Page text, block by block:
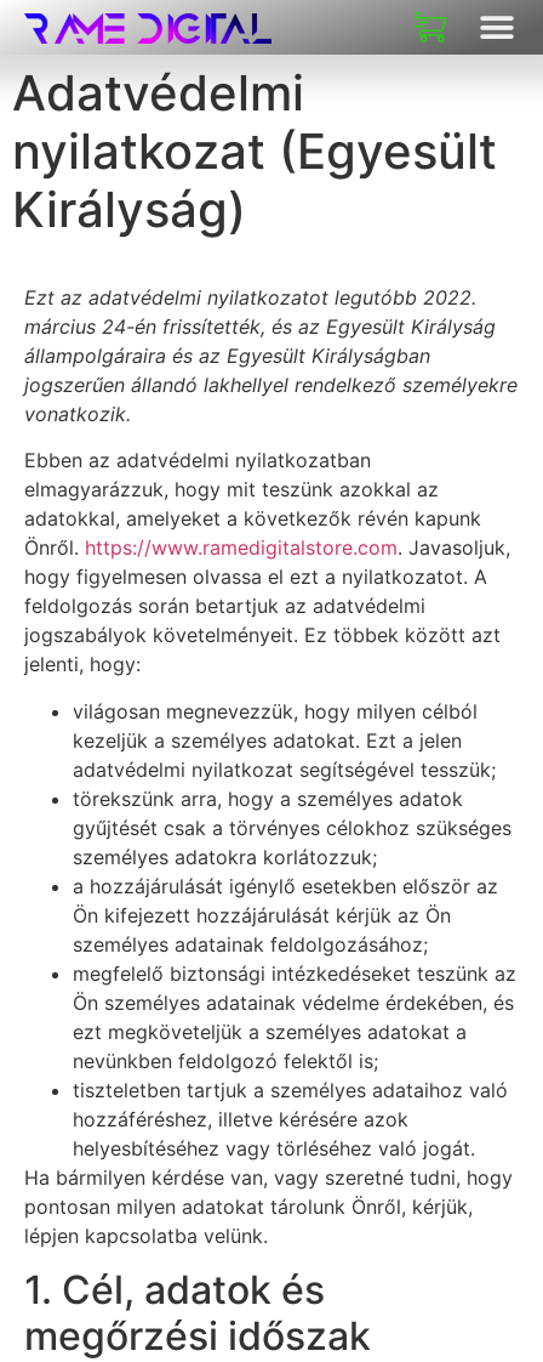
Adatvédelmi
nyilatkozat (Egyesült
Királyság)
Ezt az adatvédelmi nyilatkozatot legutóbb 2022.
március 24-én frissítették, és az Egyesült Királyság
állampolgáraira és az Egyesült Királyságban
jogszerűen állandó lakhellyel rendelkező személyekre
vonatkozik.
Ebben az adatvédelmi nyilatkozatban
elmagyarázzuk, hogy mit teszünk azokkal az
adatokkal, amelyeket a következők révén kapunk
Önről. https://www.ramedigitalstore.com. Javasoljuk,
hogy figyelmesen olvassa el ezt a nyilatkozatot. A
feldolgozás során betartjuk az adatvédelmi
jogszabályok követelményeit. Ez többek között azt
jelenti, hogy:
világosan megnevezzük, hogy milyen célból
kezeljük a személyes adatokat. Ezt a jelen
adatvédelmi nyilatkozat segítségével tesszük;
törekszünk arra, hogy a személyes adatok
gyűjtését csak a törvényes célokhoz szükséges
személyes adatokra korlátozzuk;
a hozzájárulását igénylő esetekben először az
Ön kifejezett hozzájárulását kérjük az Ön
személyes adatainak feldolgozásához;
megfelelő biztonsági intézkedéseket teszünk az
Ön személyes adatainak védelme érdekében, és
ezt megköveteljük a személyes adatokat a
nevünkben feldolgozó felektől is;
tiszteletben tartjuk a személyes adataihoz való
hozzáféréshez, illetve kérésére azok
helyesbítéséhez vagy törléséhez való jogát.
Ha bármilyen kérdése van, vagy szeretné tudni, hogy
pontosan milyen adatokat tárolunk Önről, kérjük,
lépjen kapcsolatba velünk.
1. Cél, adatok és
megőrzési időszak